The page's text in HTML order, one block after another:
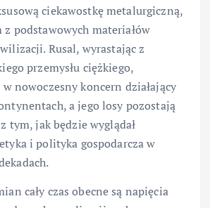
ciekawostkę metalurgiczną,
z podstawowych materiałów
Rusal, wyrastając z
przemysłu ciężkiego,
w nowoczesny koncern działający
a jego losy pozostają
tym, jak będzie wyglądał
i polityka gospodarcza w
cały czas obecne są napięcia